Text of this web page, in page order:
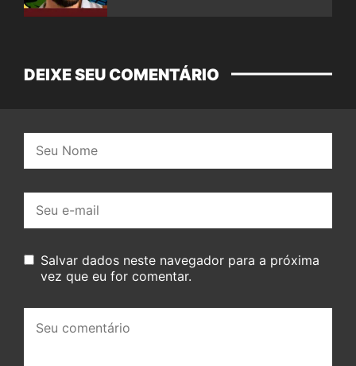
DEIXE SEU COMENTÁRIO
mail:
Salvar dados neste navegador para a próxima
vez que eu for comentar.
comentário: